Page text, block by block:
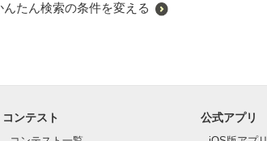
んたん検索の条件を変える
コンテスト 公式アプリ